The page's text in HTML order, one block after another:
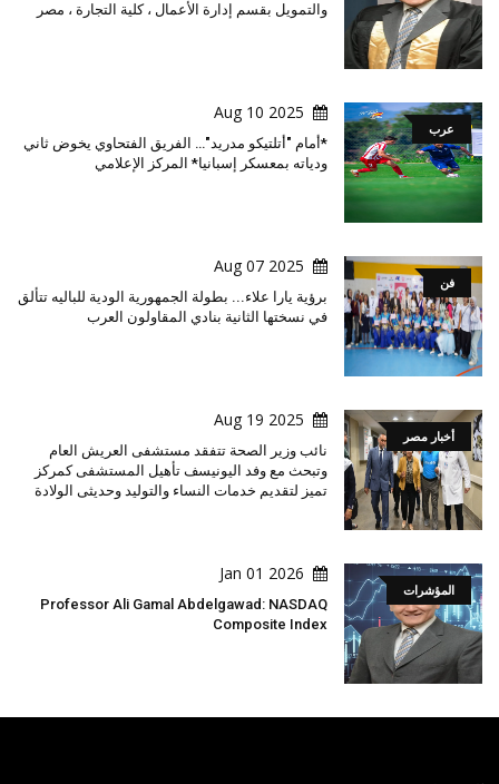
والتمويل بقسم إدارة الأعمال ، كلية التجارة ، مصر
عرب
2025 Aug 10
*أمام "أتلتيكو مدريد"… الفريق الفتحاوي يخوض ثاني
ودياته بمعسكر إسبانيا* المركز الإعلامي
فن
2025 Aug 07
برؤية يارا علاء... بطولة الجمهورية الودية للباليه تتألق
في نسختها الثانية بنادي المقاولون العرب
أخبار مصر
2025 Aug 19
نائب وزير الصحة تتفقد مستشفى العريش العام
وتبحث مع وفد اليونيسف تأهيل المستشفى كمركز
تميز لتقديم خدمات النساء والتوليد وحديثى الولادة
المؤشرات
2026 Jan 01
Professor Ali Gamal Abdelgawad: NASDAQ
Composite Index